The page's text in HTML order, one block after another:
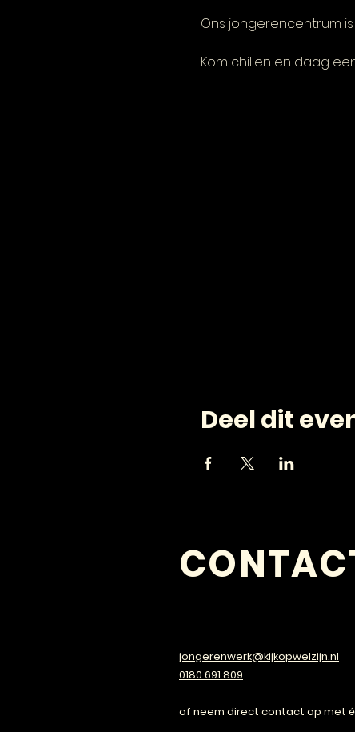
Ons jongerencentrum
Kom chillen en daag
Deel dit
jongerenwerk@kijkopwelzijn.nl
0180 691 809
of neem direct contact op met